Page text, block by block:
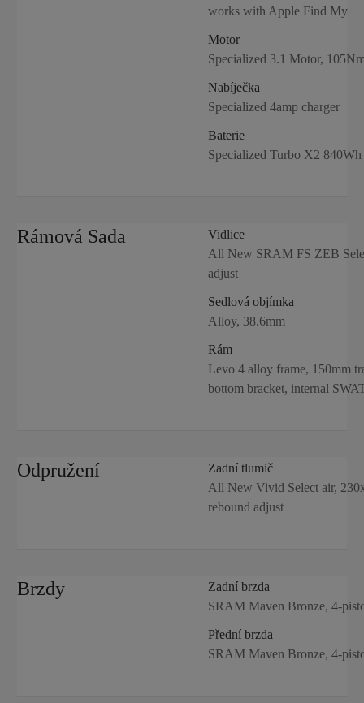
works with Apple Find My
Motor
Specialized 3.1 Motor,
Nabíječka
Specialized 4amp charger
Baterie
Specialized Turbo X2
Rámová Sada
Vidlice
All New SRAM FS ZEB
adjust
Sedlová objímka
Alloy, 38.6mm
Rám
Levo 4 alloy frame, 150mm
bottom bracket, internal
Odpružení
Zadní tlumič
All New Vivid Select air,
rebound adjust
Brzdy
Zadní brzda
SRAM Maven Bronze, 4-
Přední brzda
SRAM Maven Bronze, 4-